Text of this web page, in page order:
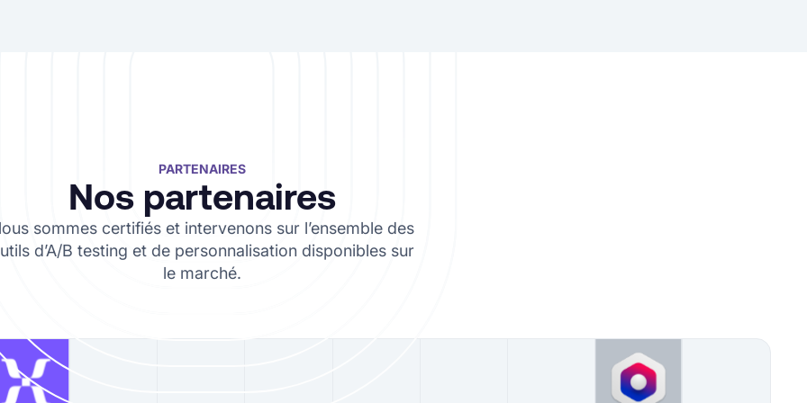
PARTENAIRES
Nos partenaires
sommes certifiés et intervenons sur l’ensemble des
d’A/B testing et de personnalisation disponibles sur
le marché.